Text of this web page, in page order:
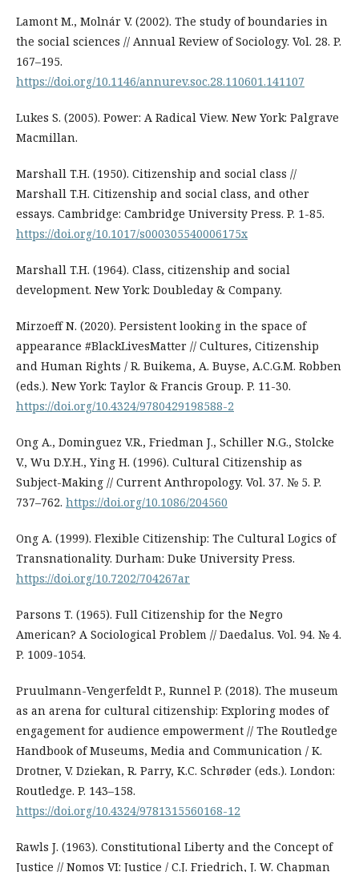
Lamont M., Molnár V. (2002). The study of boundaries in
the social sciences // Annual Review of Sociology. Vol. 28. P.
167–195.
https://doi.org/10.1146/annurev.soc.28.110601.141107
Lukes S. (2005). Power: A Radical View. New York: Palgrave
Macmillan.
Marshall T.H. (1950). Citizenship and social class //
Marshall T.H. Citizenship and social class, and other
essays. Cambridge: Cambridge University Press. P. 1-85.
https://doi.org/10.1017/s000305540006175x
Marshall T.H. (1964). Class, citizenship and social
development. New York: Doubleday & Company.
Mirzoeff N. (2020). Persistent looking in the space of
appearance #BlackLivesMatter // Cultures, Citizenship
and Human Rights / R. Buikema, A. Buyse, A.C.G.M. Robben
(eds.). New York: Taylor & Francis Group. P. 11-30.
https://doi.org/10.4324/9780429198588-2
Ong A., Dominguez V.R., Friedman J., Schiller N.G., Stolcke
V., Wu D.Y.H., Ying H. (1996). Cultural Citizenship as
Subject-Making // Current Anthropology. Vol. 37. № 5. P.
737–762. https://doi.org/10.1086/204560
Ong A. (1999). Flexible Citizenship: The Cultural Logics of
Transnationality. Durham: Duke University Press.
https://doi.org/10.7202/704267ar
Parsons T. (1965). Full Citizenship for the Negro
American? A Sociological Problem // Daedalus. Vol. 94. № 4.
P. 1009-1054.
Pruulmann-Vengerfeldt P., Runnel P. (2018). The museum
as an arena for cultural citizenship: Exploring modes of
engagement for audience empowerment // The Routledge
Handbook of Museums, Media and Communication / K.
Drotner, V. Dziekan, R. Parry, K.C. Schrøder (eds.). London:
Routledge. P. 143–158.
https://doi.org/10.4324/9781315560168-12
Rawls J. (1963). Constitutional Liberty and the Concept of
Justice // Nomos VI: Justice / C.J. Friedrich, J. W. Chapman